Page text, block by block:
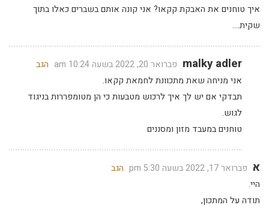
איך טוחנים את האבקת קקאו? אני קונה אותם בשברים כאלו בתוך
שקית….
malky adler פברואר 20, 2022 בשעה 10:24 am
הגב
אני מניחה שאת מתכוונת לחמאת קקאו.
תבדקי אם יש לך איך לרכוש מטבעות כי הן מטומפררות בניגוד
לגוש.
טוחנים במעבד מזון ומסננים
א פברואר 17, 2022 בשעה 5:30 pm
הגב
היי.
תודה על המתכון,